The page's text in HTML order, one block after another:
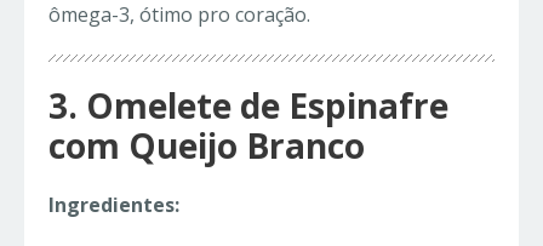
ômega-3, ótimo pro coração.
3. Omelete de Espinafre
com Queijo Branco
Ingredientes: